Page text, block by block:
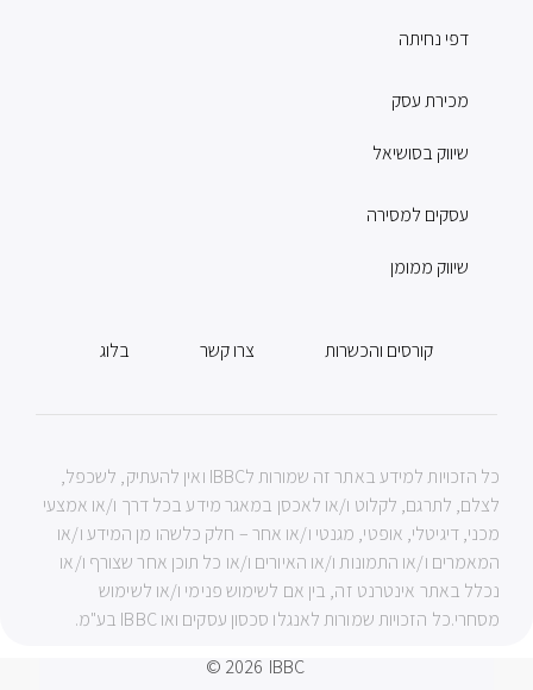
דפי נחיתה
מכירת עסק
שיווק בסושיאל
עסקים למסירה
שיווק ממומן
בלוג צרו קשר קורסים והכשרות
כל הזכויות למידע באתר זה שמורות לIBBC ואין להעתיק, לשכפל,
לצלם, לתרגם, לקלוט ו/או לאכסן במאגר מידע בכל דרך ו/או אמצעי
מכני, דיגיטלי, אופטי, מגנטי ו/או אחר – חלק כלשהו מן המידע ו/או
המאמרים ו/או התמונות ו/או האיורים ו/או כל תוכן אחר שצורף ו/או
נכלל באתר אינטרנט זה, בין אם לשימוש פנימי ו/או לשימוש
מסחרי.כל הזכויות שמורות לאנגלו סכסון עסקים ואו IBBC בע"מ.
© 2026 IBBC